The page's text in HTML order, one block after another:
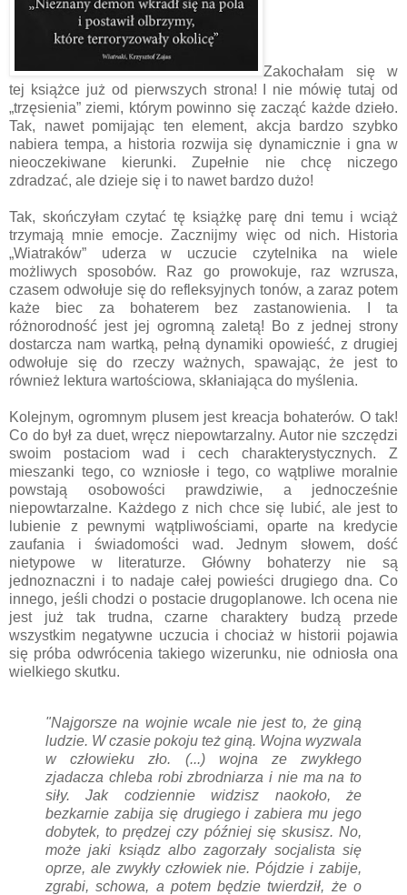
Zakochałam się w
tej książce już od pierwszych strona! I nie mówię tutaj od
„trzęsienia” ziemi, którym powinno się zacząć każde dzieło.
Tak, nawet pomijając ten element, akcja bardzo szybko
nabiera tempa, a historia rozwija się dynamicznie i gna w
nieoczekiwane kierunki. Zupełnie nie chcę niczego
zdradzać, ale dzieje się i to nawet bardzo dużo!
Tak, skończyłam czytać tę książkę parę dni temu i wciąż
trzymają mnie emocje. Zacznijmy więc od nich. Historia
„Wiatraków” uderza w uczucie czytelnika na wiele
możliwych sposobów. Raz go prowokuje, raz wzrusza,
czasem odwołuje się do refleksyjnych tonów, a zaraz potem
każe biec za bohaterem bez zastanowienia. I ta
różnorodność jest jej ogromną zaletą! Bo z jednej strony
dostarcza nam wartką, pełną dynamiki opowieść, z drugiej
odwołuje się do rzeczy ważnych, spawając, że jest to
również lektura wartościowa, skłaniająca do myślenia.
Kolejnym, ogromnym plusem jest kreacja bohaterów. O tak!
Co do był za duet, wręcz niepowtarzalny. Autor nie szczędzi
swoim postaciom wad i cech charakterystycznych. Z
mieszanki tego, co wzniosłe i tego, co wątpliwe moralnie
powstają osobowości prawdziwie, a jednocześnie
niepowtarzalne. Każdego z nich chce się lubić, ale jest to
lubienie z pewnymi wątpliwościami, oparte na kredycie
zaufania i świadomości wad. Jednym słowem, dość
nietypowe w literaturze. Główny bohaterzy nie są
jednoznaczni i to nadaje całej powieści drugiego dna. Co
innego, jeśli chodzi o postacie drugoplanowe. Ich ocena nie
jest już tak trudna, czarne charaktery budzą przede
wszystkim negatywne uczucia i chociaż w historii pojawia
się próba odwrócenia takiego wizerunku, nie odniosła ona
wielkiego skutku.
"Najgorsze na wojnie wcale nie jest to, że giną
ludzie. W czasie pokoju też giną. Wojna wyzwala
w człowieku zło. (...) wojna ze zwykłego
zjadacza chleba robi zbrodniarza i nie ma na to
siły. Jak codziennie widzisz naokoło, że
bezkarnie zabija się drugiego i zabiera mu jego
dobytek, to prędzej czy później się skusisz. No,
może jaki ksiądz albo zagorzały socjalista się
oprze, ale zwykły człowiek nie. Pójdzie i zabije,
zgrabi, schowa, a potem będzie twierdził, że o